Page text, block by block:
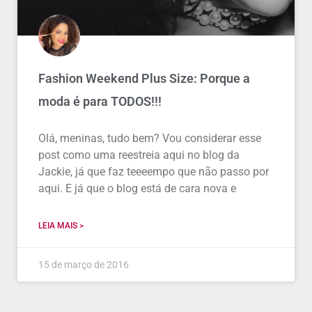
Fashion Weekend Plus Size: Porque a
moda é para TODOS!!!
Olá, meninas, tudo bem? Vou considerar esse
post como uma reestreia aqui no blog da
Jackie, já que faz teeeempo que não passo por
aqui. E já que o blog está de cara nova e
LEIA MAIS >
15 de março de 2016